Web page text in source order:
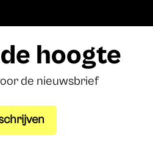
hoogte
de nieuwsbrief